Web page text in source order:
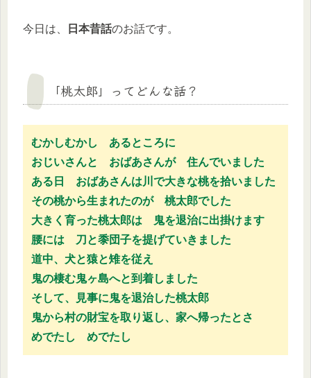
今日は、 日本昔話のお話です。
「桃太郎」ってどんな話？
むかしむかし あるところに
おじいさんと おばあさんが 住んでいました
ある日 おばあさんは川で大きな桃を拾いました
その桃から生まれたのが 桃太郎でした
大きく育った桃太郎は 鬼を退治に出掛けます
腰には 刀と黍団子を提げていきました
道中、犬と猿と雉を従え
鬼の棲む鬼ヶ島へと到着しました
そして、見事に鬼を退治した桃太郎
鬼から村の財宝を取り返し、家へ帰ったとさ
めでたし めでたし